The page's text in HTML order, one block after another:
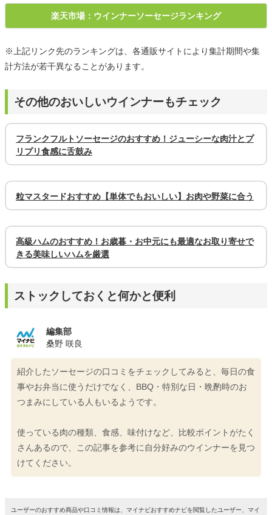
楽天市場：ウインナーソーセージランキング
※上記リンク先のランキングは、各通販サイトにより集計期間や集
計方法が若干異なることがあります。
その他のおいしいウインナーもチェック
フランクフルトソーセージのおすすめ！ジューシーな肉汁とプ
リプリ食感に舌鼓み
粒マスタードおすすめ【単体でもおいしい】お肉や野菜に合う
高級ハムのおすすめ！お歳暮・お中元にも最適なお取り寄せで
きる美味しいハムを厳選
ストックしておくと何かと便利
編集部
桑野 咲良
紹介したソーセージの口コミをチェックしてみると、毎日の食
事やお弁当に使うだけでなく、BBQ・特別な日・晩酌時のお
つまみにしている人もいるようです。
使っている肉の種類、食感、味付けなど、比較ポイントがたく
さんあるので、この記事を参考に自分好みのウインナーを見つ
けてください。
ユーザーのおすすめ商品や口コミ情報は、マイナビおすすめナビを閲覧したユーザー、マイ